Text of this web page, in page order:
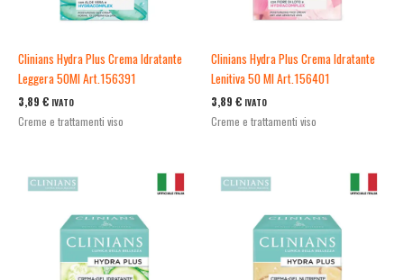
Clinians Hydra Plus Crema Idratante
Leggera 50Ml Art.156391
3,89 € IVATO
Creme e trattamenti viso
Clinians Hydra Plus Crema Idratante
Lenitiva 50 Ml Art.156401
3,89 € IVATO
Creme e trattamenti viso